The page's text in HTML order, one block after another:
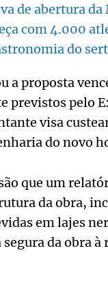
de abertura da
com 4.000
do
a proposta
previstos pelo
visa
do novo
que um
da obra,
em lajes
da obra à